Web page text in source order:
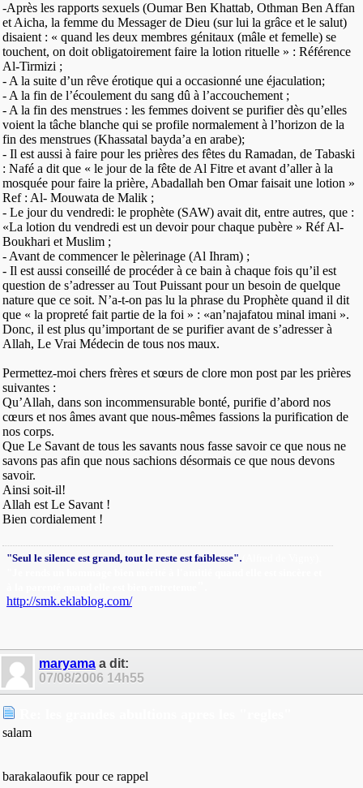
-Après les rapports sexuels (Oumar Ben Khattab, Othman Ben Affan
et Aicha, la femme du Messager de Dieu (sur lui la grâce et le salut)
disaient : « quand les deux membres génitaux (mâle et femelle) se
touchent, on doit obligatoirement faire la lotion rituelle » : Référence
Al-Tirmizi ;
- A la suite d’un rêve érotique qui a occasionné une éjaculation;
- A la fin de l’écoulement du sang dû à l’accouchement ;
- A la fin des menstrues : les femmes doivent se purifier dès qu’elles
voient la tâche blanche qui se profile normalement à l’horizon de la
fin des menstrues (Khassatal bayda’a en arabe);
- Il est aussi à faire pour les prières des fêtes du Ramadan, de Tabaski
: Nafé a dit que « le jour de la fête de Al Fitre et avant d’aller à la
mosquée pour faire la prière, Abadallah ben Omar faisait une lotion »
Ref : Al- Mouwata de Malik ;
- Le jour du vendredi: le prophète (SAW) avait dit, entre autres, que :
«La lotion du vendredi est un devoir pour chaque pubère » Réf Al-
Boukhari et Muslim ;
- Avant de commencer le pèlerinage (Al Ihram) ;
- Il est aussi conseillé de procéder à ce bain à chaque fois qu’il est
question de s’adresser au Tout Puissant pour un besoin de quelque
nature que ce soit. N’a-t-on pas lu la phrase du Prophète quand il dit
que « la propreté fait partie de la foi » : «an’najafatou minal imani ».
Donc, il est plus qu’important de se purifier avant de s’adresser à
Allah, Le Vrai Médecin de tous nos maux.
Permettez-moi chers frères et sœurs de clore mon post par les prières
suivantes :
Qu’Allah, dans son incommensurable bonté, purifie d’abord nos
cœurs et nos âmes avant que nous-mêmes fassions la purification de
nos corps.
Que Le Savant de tous les savants nous fasse savoir ce que nous ne
savons pas afin que nous sachions désormais ce que nous devons
savoir.
Ainsi soit-il!
Allah est Le Savant !
Bien cordialement !
"Seul le silence est grand, tout le reste est faiblesse".
http://smk.eklablog.com/
maryama a dit:
07/08/2006 14h55
salam
barakalaoufik pour ce rappel